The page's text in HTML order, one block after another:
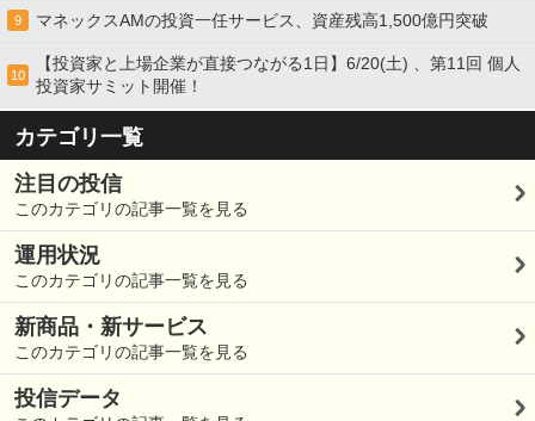
9 マネックスAMの投資一任サービス、資産残高1,500億円突破
10
【投資家と上場企業が直接つながる1日】6/20(土) 、第11回 個人
投資家サミット開催！
カテゴリ一覧
注目の投信
このカテゴリの記事一覧を見る
運用状況
このカテゴリの記事一覧を見る
新商品・新サービス
このカテゴリの記事一覧を見る
投信データ